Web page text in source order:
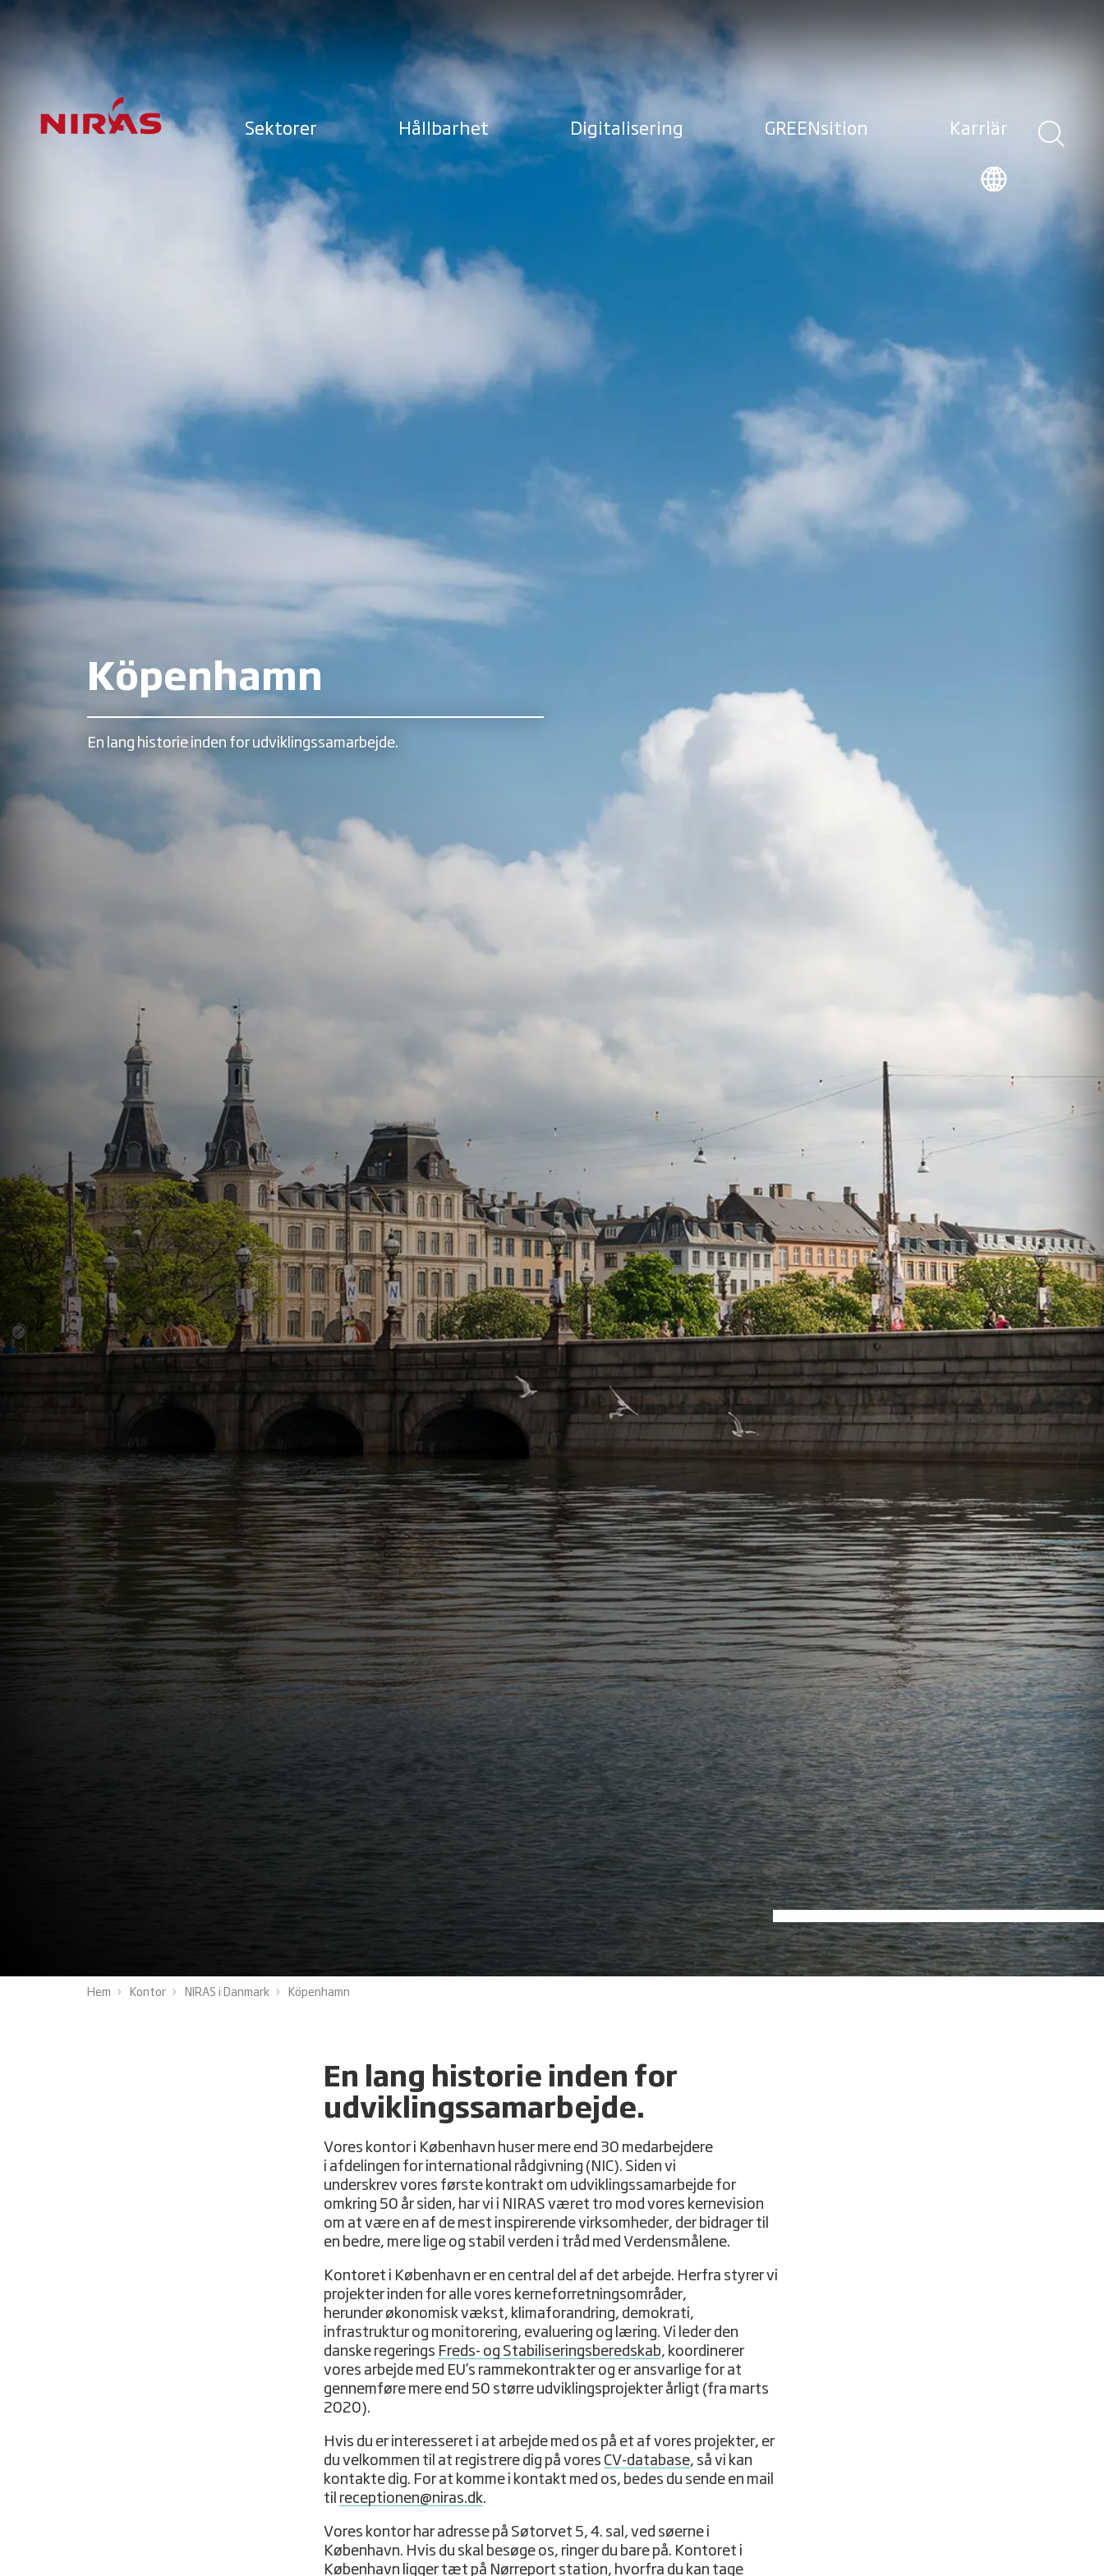
Sektorer Hållbarhet Digitalisering GREENsition Karriär
Köpenhamn
En lang historie inden for udviklingssamarbejde.
Hem Kontor NIRAS i Danmark Köpenhamn
En lang historie inden for
udviklingssamarbejde.
Vores kontor i København huser mere end 30 medarbejdere
i afdelingen for international rådgivning (NIC). Siden vi
underskrev vores første kontrakt om udviklingssamarbejde for
omkring 50 år siden, har vi i NIRAS været tro mod vores kernevision
om at være en af de mest inspirerende virksomheder, der bidrager til
en bedre, mere lige og stabil verden i tråd med Verdensmålene.
Kontoret i København er en central del af det arbejde. Herfra styrer vi
projekter inden for alle vores kerneforretningsområder,
herunder økonomisk vækst, klimaforandring, demokrati,
infrastruktur og monitorering, evaluering og læring. Vi leder den
danske regerings Freds- og Stabiliseringsberedskab, koordinerer
vores arbejde med EU’s rammekontrakter og er ansvarlige for at
gennemføre mere end 50 større udviklingsprojekter årligt (fra marts
2020).
Hvis du er interesseret i at arbejde med os på et af vores projekter, er
du velkommen til at registrere dig på vores CV-database, så vi kan
kontakte dig. For at komme i kontakt med os, bedes du sende en mail
til receptionen@niras.dk.
Vores kontor har adresse på Søtorvet 5, 4. sal, ved søerne i
København. Hvis du skal besøge os, ringer du bare på. Kontoret i
København ligger tæt på Nørreport station, hvorfra du kan tage